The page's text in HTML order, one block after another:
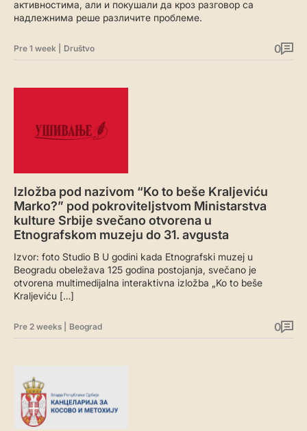
активностима, али и покушали да кроз разговор са
надлежнима реше различите проблеме.
Pre 1 week Društvo 0
Izložba pod nazivom “Ko to beše Kraljeviću
Marko?” pod pokroviteljstvom Ministarstva
kulture Srbije svečano otvorena u
Etnografskom muzeju do 31. avgusta
Izvor: foto Studio B U godini kada Etnografski muzej u
Beogradu obeležava 125 godina postojanja, svečano je
otvorena multimedijalna interaktivna izložba „Ko to beše
Kraljeviću […]
Pre 2 weeks Beograd 0